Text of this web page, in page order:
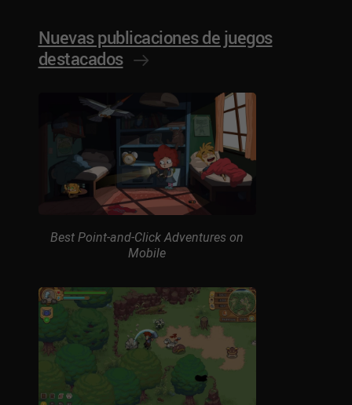
Nuevas publicaciones de juegos
destacados
Best Point-and-Click Adventures on
Mobile